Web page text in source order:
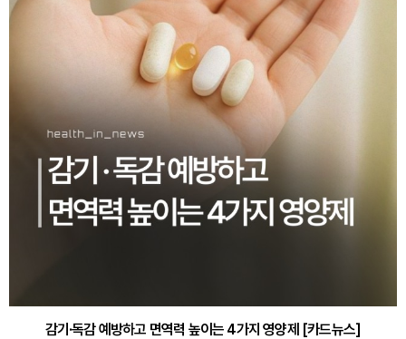
감기·독감 예방하고 면역력 높이는 4가지 영양제 [카드뉴스]